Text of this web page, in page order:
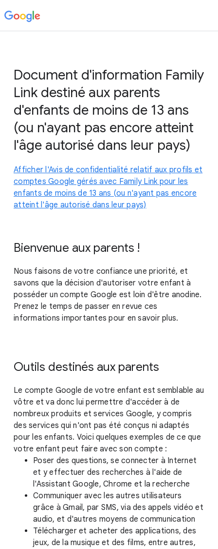
Document d'information Family
Link destiné aux parents
d'enfants de moins de 13 ans
(ou n'ayant pas encore atteint
l'âge autorisé dans leur pays)
Afficher l'Avis de confidentialité relatif aux profils et
comptes Google gérés avec Family Link pour les
enfants de moins de 13 ans (ou n'ayant pas encore
atteint l'âge autorisé dans leur pays)
Bienvenue aux parents !
Nous faisons de votre confiance une priorité, et
savons que la décision d'autoriser votre enfant à
posséder un compte Google est loin d'être anodine.
Prenez le temps de passer en revue ces
informations importantes pour en savoir plus.
Outils destinés aux parents
Le compte Google de votre enfant est semblable au
vôtre et va donc lui permettre d'accéder à de
nombreux produits et services Google, y compris
des services qui n'ont pas été conçus ni adaptés
pour les enfants. Voici quelques exemples de ce que
votre enfant peut faire avec son compte :
Poser des questions, se connecter à Internet
et y effectuer des recherches à l'aide de
l'Assistant Google, Chrome et la recherche
Communiquer avec les autres utilisateurs
grâce à Gmail, par SMS, via des appels vidéo et
audio, et d'autres moyens de communication
Télécharger et acheter des applications, des
jeux, de la musique et des films, entre autres,